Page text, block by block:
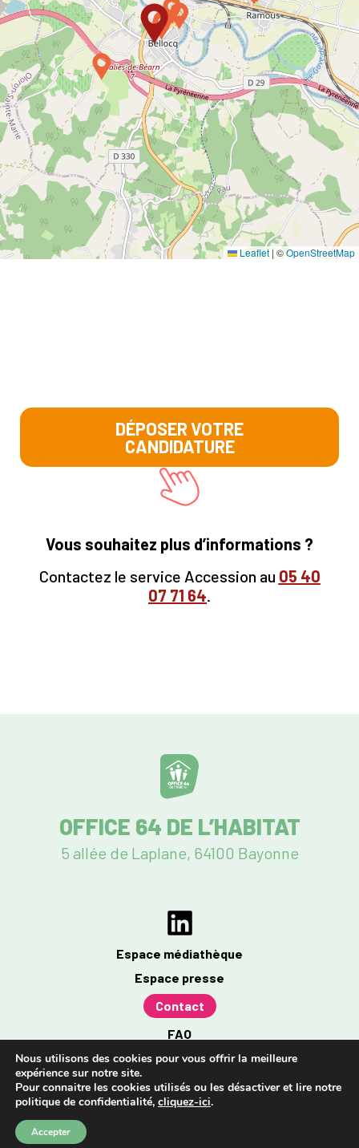
Leaflet | ©OpenStreetMap
DÉPOSER VOTRE
CANDIDATURE
Vous souhaitez plus d’informations ?
Contactez le service Accession au 05 40
07 71 64.
OFFICE 64 DE L’HABITAT
5 allée de Laplane, 64100 Bayonne
Espace médiathèque
Espace presse
Contact
FAQ
Mentions légales
Politique de confidentialité
Accessibilité : partiellement conforme à 96%
Nous utilisons des cookies pour vous offrir la meilleure
expérience sur notre site.
Pour connaitre les cookies utilisés ou les désactiver et lire notre
politique de confidentialité, cliquez-ici.
Accepter